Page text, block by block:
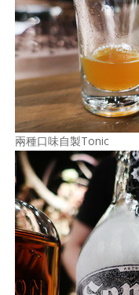
兩種口味自製Tonic